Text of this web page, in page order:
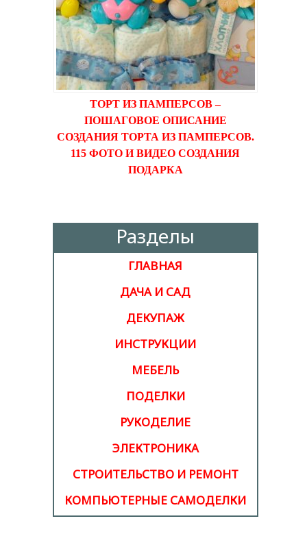
ТОРТ ИЗ ПАМПЕРСОВ –
ПОШАГОВОЕ ОПИСАНИЕ
СОЗДАНИЯ ТОРТА ИЗ ПАМПЕРСОВ.
115 ФОТО И ВИДЕО СОЗДАНИЯ
ПОДАРКА
Разделы
ГЛАВНАЯ
ДАЧА И САД
ДЕКУПАЖ
ИНСТРУКЦИИ
МЕБЕЛЬ
ПОДЕЛКИ
РУКОДЕЛИЕ
ЭЛЕКТРОНИКА
СТРОИТЕЛЬСТВО И РЕМОНТ
КОМПЬЮТЕРНЫЕ САМОДЕЛКИ